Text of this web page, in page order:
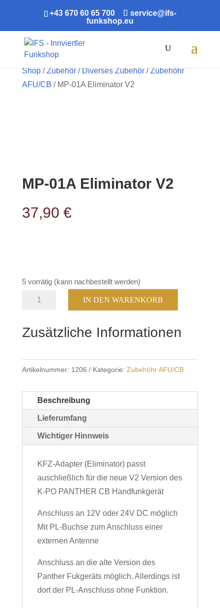
+43 670 60 65 700
service@ifs-
funkshop.eu
Shop/Zubehör/Diverses Zubehör/Zubehöhr
AFU/CB / MP-01A Eliminator V2
MP-01A Eliminator V2
37,90 €
5 vorrätig (kann nachbestellt werden)
MP-
Eliminator
V2
IN DEN WARENKORB
Zusätzliche Informationen
Artikelnummer: 1206 Kategorie: Zubehöhr AFU/CB
Beschreibung
Lieferumfang
Wichtiger Hinnweis
KFZ-Adapter (Eliminator) passt
auschließlich für die neue V2 Version des
K-PO PANTHER CB Handfunkgerät
Anschluss an 12V oder 24V DC möglich
Mit PL-Buchse zum Anschluss einer
externen Antenne
Anschluss an die alte Version des
Panther Fukgeräts möglich. Allerdings ist
dort der PL-Anschluss ohne Funktion.